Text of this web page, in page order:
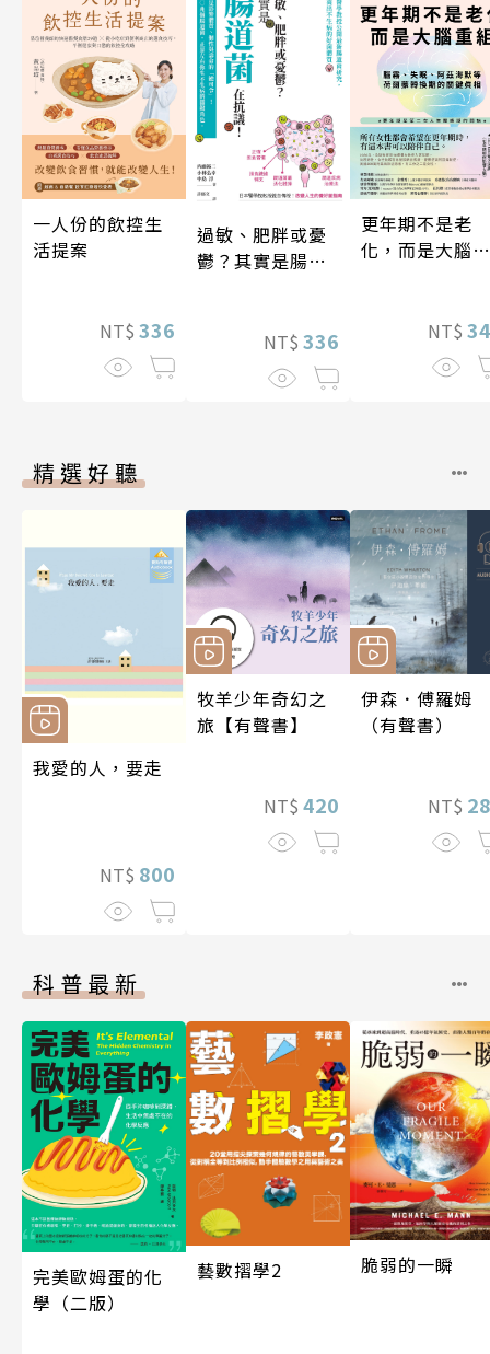
一人份的飲控生
活提案
NT$ 336
過敏、肥胖或憂
鬱？其實是腸道
NT$ 336
更年期不是老
化，而是大腦重
NT$
精選好聽
我愛的人，要走
NT$ 800
牧羊少年奇幻之
旅【有聲書】
NT$ 420
伊森．傅羅姆
（有聲書）
NT$
科普最新
完美歐姆蛋的化
學（二版）
藝數摺學2 脆弱的一瞬